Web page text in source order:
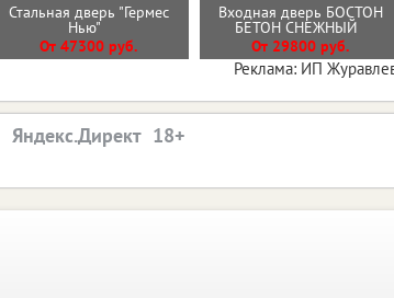
Стальная дверь "Гермес
Нью"
От 47300 руб.
Входная дверь БОСТОН
БЕТОН СНЕЖНЫЙ
От 29800 руб.
Реклама: ИП
Яндекс.Директ